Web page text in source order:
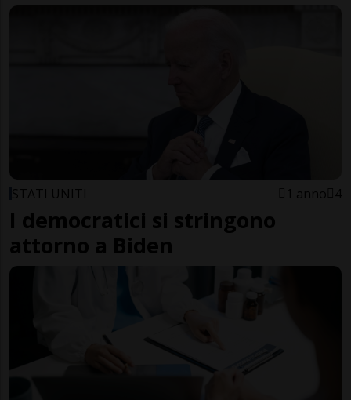
STATI UNITI 1 anno 4
I democratici si stringono
attorno a Biden